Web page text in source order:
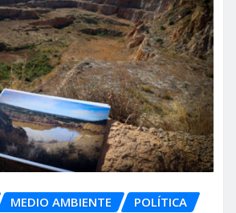
MEDIO AMBIENTE POLÍTICA